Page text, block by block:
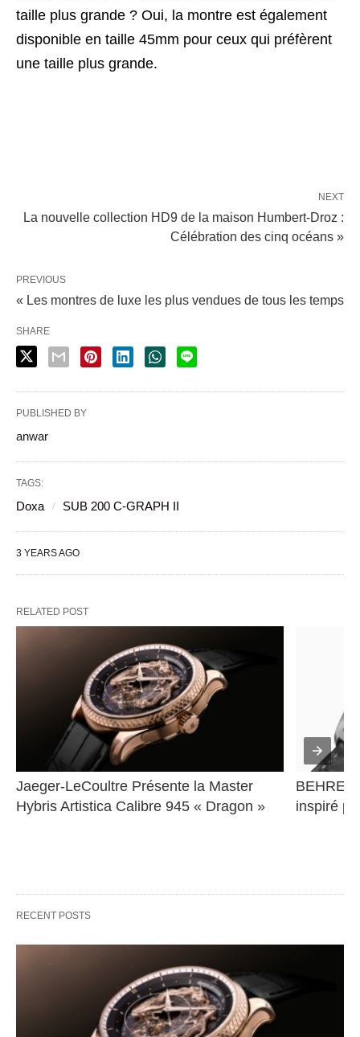
taille plus grande ? Oui, la montre est également
disponible en taille 45mm pour ceux qui préfèrent
une taille plus grande.
NEXT
La nouvelle collection HD9 de la maison Humbert-Droz :
Célébration des cinq océans »
PREVIOUS
« Les montres de luxe les plus vendues de tous les temps
SHARE
PUBLISHED BY
anwar
TAGS:
Doxa SUB 200 C-GRAPH II
3 YEARS AGO
RELATED POST
Jaeger-LeCoultre Présente la Master
Hybris Artistica Calibre 945 « Dragon »
inspiré
RECENT POSTS